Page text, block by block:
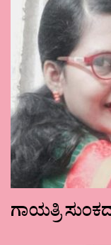
ಗಾಯತ್ರಿ